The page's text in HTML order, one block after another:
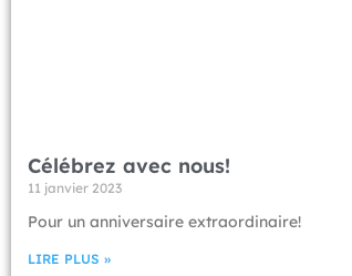
Célébrez avec nous!
11 janvier 2023
Pour un anniversaire extraordinaire!
LIRE PLUS »